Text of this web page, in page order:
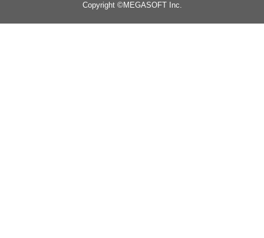
Copyright ©MEGASOFT Inc.